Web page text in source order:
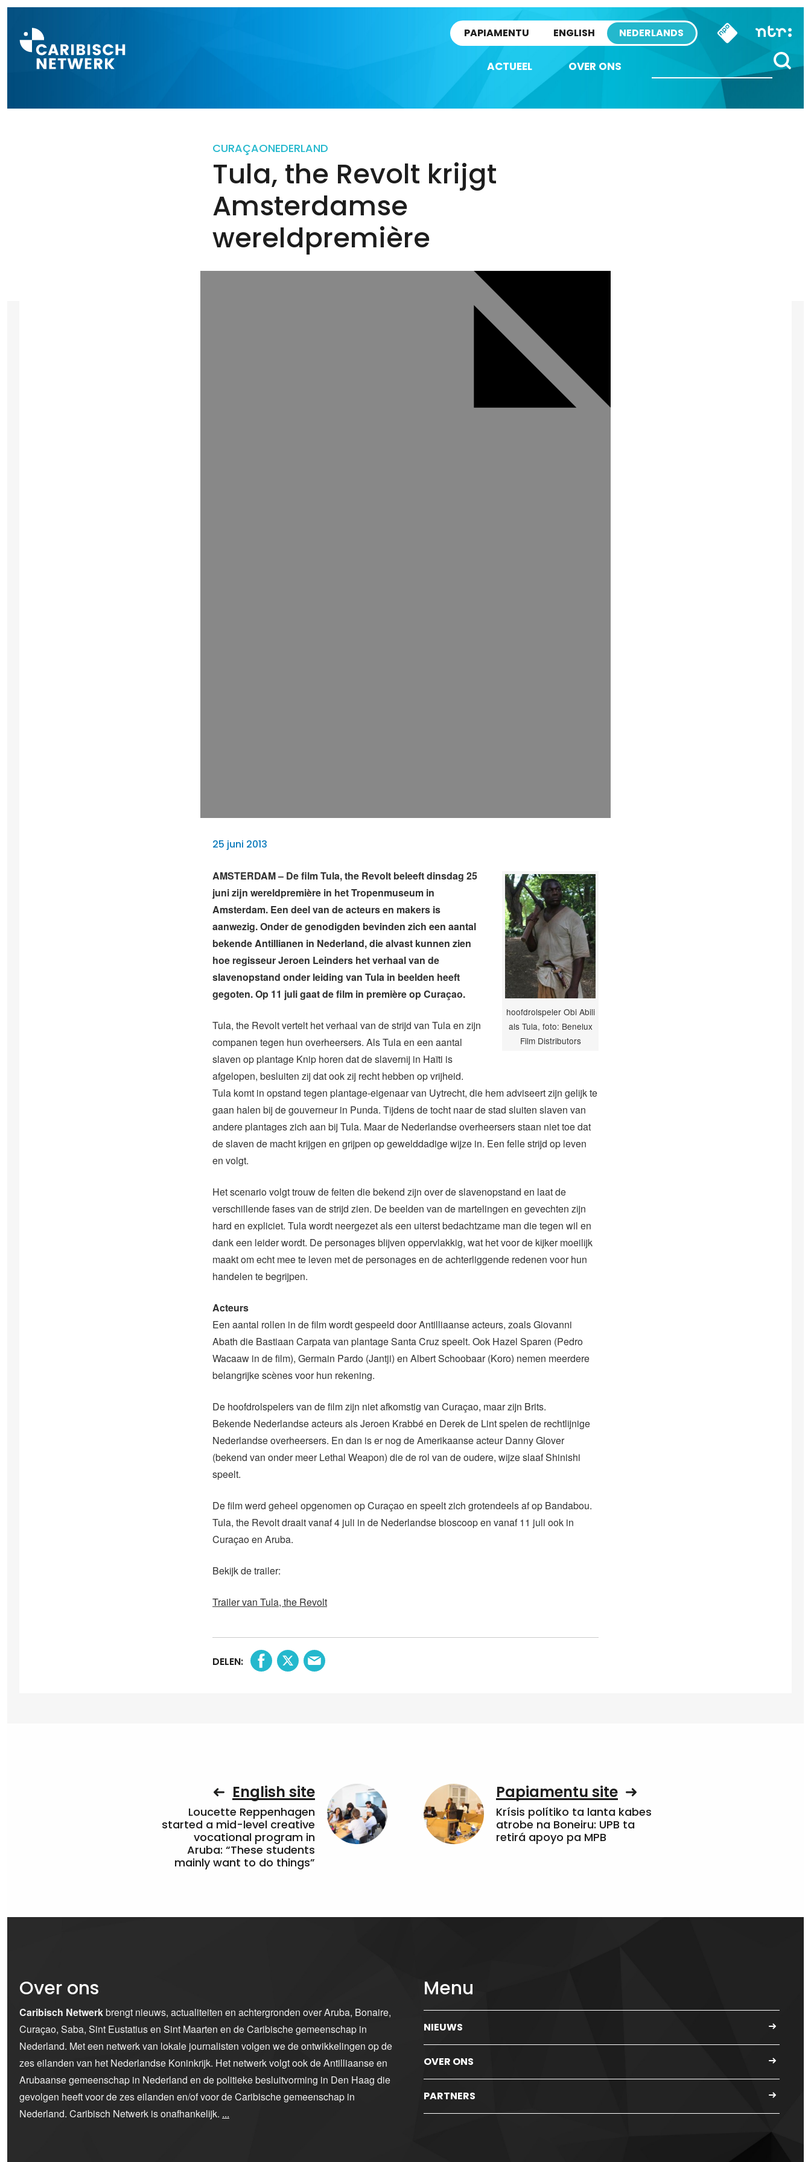
PAPIAMENTU ENGLISH NEDERLANDS
ACTUEEL OVER ONS
CURAÇAONEDERLAND
Tula, the Revolt krijgt
Amsterdamse
wereldpremière
25 juni 2013
hoofdrolspeler Obi Abili
als Tula, foto: Benelux
Film Distributors
AMSTERDAM – De film Tula, the Revolt beleeft dinsdag 25
juni zijn wereldpremière in het Tropenmuseum in
Amsterdam. Een deel van de acteurs en makers is
aanwezig. Onder de genodigden bevinden zich een aantal
bekende Antillianen in Nederland, die alvast kunnen zien
hoe regisseur Jeroen Leinders het verhaal van de
slavenopstand onder leiding van Tula in beelden heeft
gegoten. Op 11 juli gaat de film in première op Curaçao.
Tula, the Revolt vertelt het verhaal van de strijd van Tula en zijn
companen tegen hun overheersers. Als Tula en een aantal
slaven op plantage Knip horen dat de slavernij in Haïti is
afgelopen, besluiten zij dat ook zij recht hebben op vrijheid.
Tula komt in opstand tegen plantage-eigenaar van Uytrecht, die hem adviseert zijn gelijk te
gaan halen bij de gouverneur in Punda. Tijdens de tocht naar de stad sluiten slaven van
andere plantages zich aan bij Tula. Maar de Nederlandse overheersers staan niet toe dat
de slaven de macht krijgen en grijpen op gewelddadige wijze in. Een felle strijd op leven
en volgt.
Het scenario volgt trouw de feiten die bekend zijn over de slavenopstand en laat de
verschillende fases van de strijd zien. De beelden van de martelingen en gevechten zijn
hard en expliciet. Tula wordt neergezet als een uiterst bedachtzame man die tegen wil en
dank een leider wordt. De personages blijven oppervlakkig, wat het voor de kijker moeilijk
maakt om echt mee te leven met de personages en de achterliggende redenen voor hun
handelen te begrijpen.
Acteurs
Een aantal rollen in de film wordt gespeeld door Antilliaanse acteurs, zoals Giovanni
Abath die Bastiaan Carpata van plantage Santa Cruz speelt. Ook Hazel Sparen (Pedro
Wacaaw in de film), Germain Pardo (Jantji) en Albert Schoobaar (Koro) nemen meerdere
belangrijke scènes voor hun rekening.
De hoofdrolspelers van de film zijn niet afkomstig van Curaçao, maar zijn Brits.
Bekende Nederlandse acteurs als Jeroen Krabbé en Derek de Lint spelen de rechtlijnige
Nederlandse overheersers. En dan is er nog de Amerikaanse acteur Danny Glover
(bekend van onder meer Lethal Weapon) die de rol van de oudere, wijze slaaf Shinishi
speelt.
De film werd geheel opgenomen op Curaçao en speelt zich grotendeels af op Bandabou.
Tula, the Revolt draait vanaf 4 juli in de Nederlandse bioscoop en vanaf 11 juli ook in
Curaçao en Aruba.
Bekijk de trailer:
Trailer van Tula, the Revolt
DELEN:
English site
Loucette Reppenhagen
started a mid-level creative
vocational program in
Aruba: “These students
mainly want to do things”
Papiamentu site
Krísis polítiko ta lanta kabes
atrobe na Boneiru: UPB ta
retirá apoyo pa MPB
Over ons
Caribisch Netwerkbrengt nieuws, actualiteiten en achtergronden over Aruba, Bonaire,
Curaçao, Saba, Sint Eustatius en Sint Maarten en de Caribische gemeenschap in
Nederland. Met een netwerk van lokale journalisten volgen we de ontwikkelingen op de
zes eilanden van het Nederlandse Koninkrijk. Het netwerk volgt ook de Antilliaanse en
Arubaanse gemeenschap in Nederland en de politieke besluitvorming in Den Haag die
gevolgen heeft voor de zes eilanden en/of voor de Caribische gemeenschap in
Nederland. Caribisch Netwerk is onafhankelijk. ...
Menu
NIEUWS
OVER ONS
PARTNERS